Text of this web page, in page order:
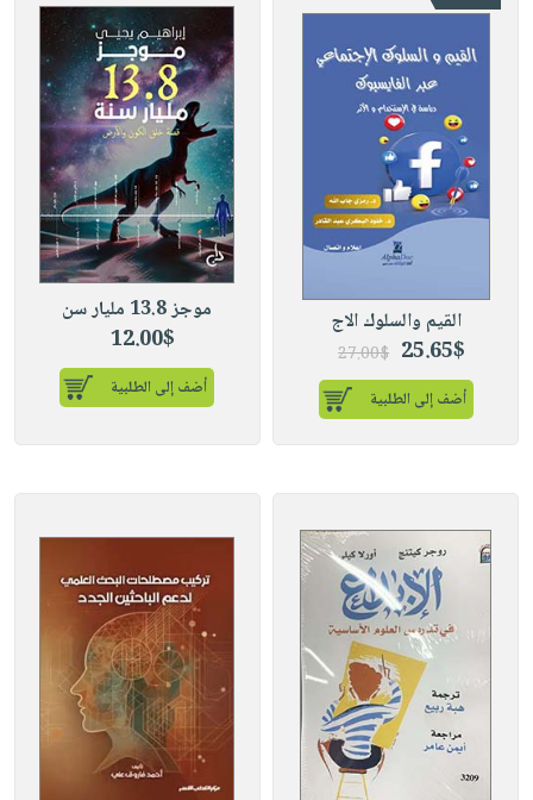
القيم والسلوك الاج
25.65$
27.00$
أضف إلى الطلبية
موجز 13.8 مليار سن
12.00$
أضف إلى الطلبية